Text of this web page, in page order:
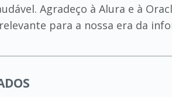
Agradeço à Alura e à
para a nossa era da